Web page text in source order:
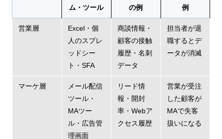
ム・ツール
の例
例
営業層
Excel・個
人のスプレ
ッドシー
ト・SFA
商談情報・
顧客の接触
履歴・名刺
データ
担当者が退
職するとデ
ータが消滅
マーケ層
メール配信
ツール・
MAツー
ル・広告管
理画面
リード情
報・開封
率・Webア
クセス履歴
営業が受注
した顧客が
MAで失客
扱いになる